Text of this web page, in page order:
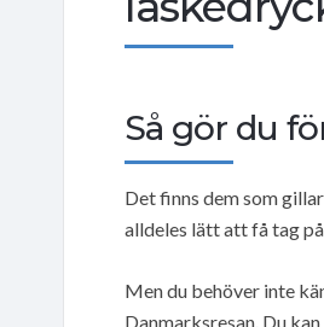
Så gör du
Det finns dem som
alldeles lätt att få tag
Men du behöver inte
Danmarksresan. Du